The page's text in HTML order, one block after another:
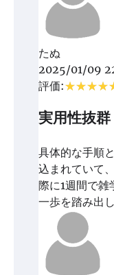
たぬ
2025/01/09
評価:
実用性抜群
具体的な手順
込まれていて
際に1週間で雑
一歩を踏み出